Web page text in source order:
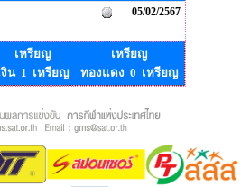
05/02/2567
เหรียญ
งิน 1 เหรียญ
เหรียญ
ทองแดง 0 เหรียญ